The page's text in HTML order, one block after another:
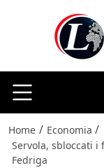
Home / ⁠⁠Economia /
Servola, sbloccati
Fedriga